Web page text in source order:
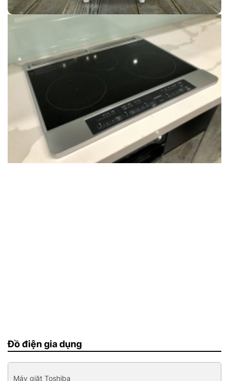
Đồ điện gia dụng
Máy giặt Toshiba